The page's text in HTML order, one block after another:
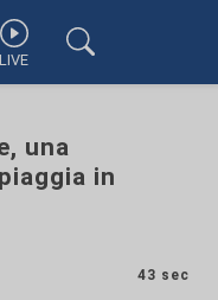
LIVE
una
in
43 sec